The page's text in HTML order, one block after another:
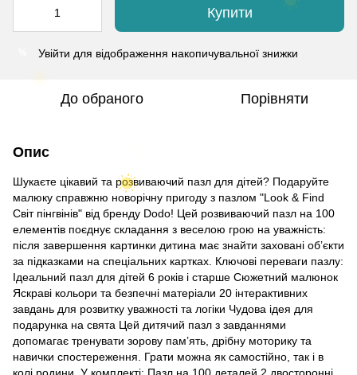
Купити
Увійти для відображення накопичувальної знижки
До обраного Порівняти
Опис
Шукаєте цікавий та розвиваючий пазл для дітей? Подаруйте
малюку справжню новорічну пригоду з пазлом "Look & Find
Світ пінгвінів" від бренду Dodo! Цей розвиваючий пазл на 100
елементів поєднує складання з веселою грою на уважність:
після завершення картинки дитина має знайти заховані об’єкти
за підказками на спеціальних картках. Ключові переваги пазлу:
Ідеальний пазл для дітей 6 років і старше Сюжетний малюнок
Яскраві кольори та безпечні матеріали 20 інтерактивних
завдань для розвитку уважності та логіки Чудова ідея для
подарунка на свята Цей дитячий пазл з завданнями
допомагає тренувати зорову пам’ять, дрібну моторику та
навички спостереження. Грати можна як самостійно, так і в
колі родини. У комплекті: Пазл на 100 деталей 2 двосторонні